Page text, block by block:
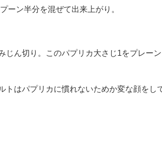
ーン半分を混ぜて出来上がり。
じん切り。このパプリカ大さじ1をプレー
トはパプリカに慣れないためか変な顔をし